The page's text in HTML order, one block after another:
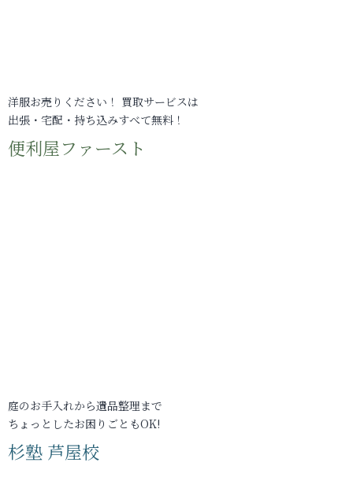
洋服お売りください！ 買取サービスは
出張・宅配・持ち込みすべて無料！
便利屋ファースト
庭のお手入れから遺品整理まで
ちょっとしたお困りごともOK!
杉塾 芦屋校